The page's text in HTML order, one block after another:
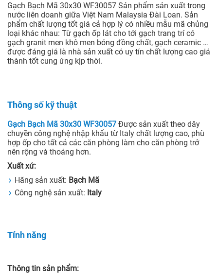
Gạch Bạch Mã 30x30 WF30057 Sản phẩm sản xuất trong
nước liên doanh giữa Việt Nam Malaysia Đài Loan. Sản
phẩm chất lượng tốt giá cả hợp lý có nhiều mẫu mã chủng
loại khác nhau: Từ gạch ốp lát cho tới gạch trang trí có
gạch granit men khô men bóng đồng chất, gạch ceramic …
được đáng giá là nhà sản xuất có uy tín chất lượng cao giá
thành tốt cung ứng kịp thời.
Thông số kỹ thuật
Gạch Bạch Mã 30x30 WF30057 Được sản xuất theo dây
chuyền công nghệ nhập khẩu từ Italy chất lượng cao, phù
hợp ốp cho tất cả các căn phòng làm cho căn phòng trở
nên rộng và thoáng hơn.
Xuất xứ:
Hãng sản xuất: Bạch Mã
Công nghệ sản xuất: Italy
Tính năng
Thông tin sản phẩm: